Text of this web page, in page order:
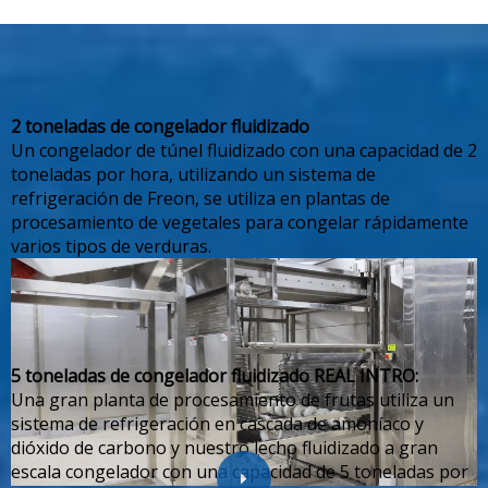
2 toneladas de congelador fluidizado
Un congelador de túnel fluidizado con una capacidad de 2
toneladas por hora, utilizando un sistema de
refrigeración de Freon, se utiliza en plantas de
procesamiento de vegetales para congelar rápidamente
varios tipos de verduras.
5 toneladas de congelador fluidizado REAL INTRO:
Una gran planta de procesamiento de frutas utiliza un
sistema de refrigeración en cascada de amoníaco y
dióxido de carbono y nuestro lecho fluidizado a gran
escala congelador con una capacidad de 5 toneladas por